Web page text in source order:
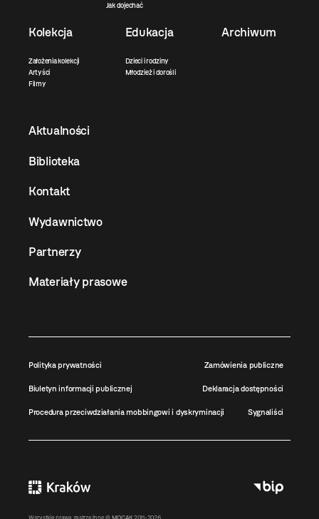
Jak dojechać
Kolekcja
Założenia kolekcji
Artyści
Filmy
Edukacja
Dzieci i rodziny
Młodzież i dorośli
Archiwum
Aktualności
Biblioteka
Kontakt
Wydawnictwo
Partnerzy
Materiały prasowe
Polityka prywatności Zamówienia publiczne
Biuletyn informacji publicznej Deklaracja dostępności
Procedura przeciwdziałania mobbingowi i dyskryminacji Sygnaliści
Wszystkie prawa zastrzeżone © MOCAK 2011-2026